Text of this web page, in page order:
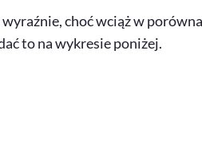
choć wciąż w
to na wykresie poniżej.